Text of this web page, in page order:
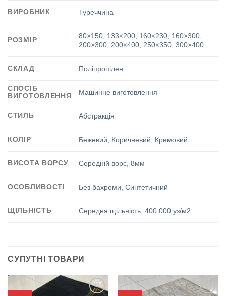
ВИРОБНИК Туреччина
РОЗМІР 80×150 133×200 160×230 160×300
200×300 200×400 250×350 ,300×400
СКЛАД Поліпропілен
СПОСІБ
ВИГОТОВЛЕННЯ
Машинне виготовлення
СТИЛЬ Абстракція
КОЛІР Бежевий Коричневий Кремовий
ВИСОТА ВОРСУ Середній ворс ,8мм
ОСОБЛИВОСТІ Без бахроми ,Синтетичний
ЩІЛЬНІСТЬ Середня щільність ,400.000 уз/м2
СУПУТНІ ТОВАРИ